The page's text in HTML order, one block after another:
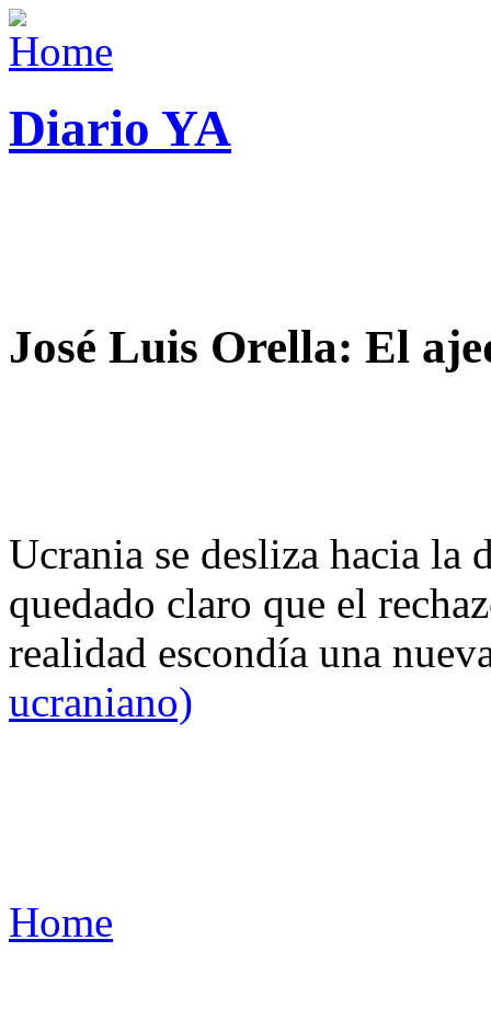
Diario YA
José Luis Orella: El
Ucrania se desliza hacia
quedado claro que el
realidad escondía una
ucraniano)
Home